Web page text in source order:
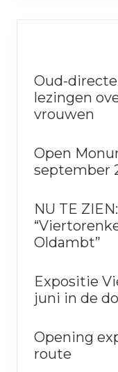
Oud-
lezingen
vrouwen
Open
september
NU TE
Oldambt”
Expositie
juni in de
Opening
route